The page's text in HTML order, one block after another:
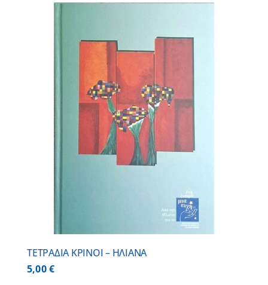
ΤΕΤΡΑΔΙΑ ΚΡΙΝΟΙ – ΗΛΙΑΝΑ
5,00€